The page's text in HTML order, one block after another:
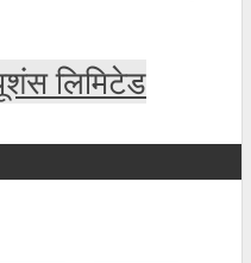
लिमिटेड